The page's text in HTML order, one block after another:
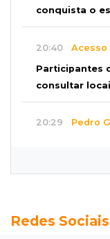
conquista o
20:40 Acesso
Participantes
consultar
20:29 Pedro
Pantanal
Redes Sociais